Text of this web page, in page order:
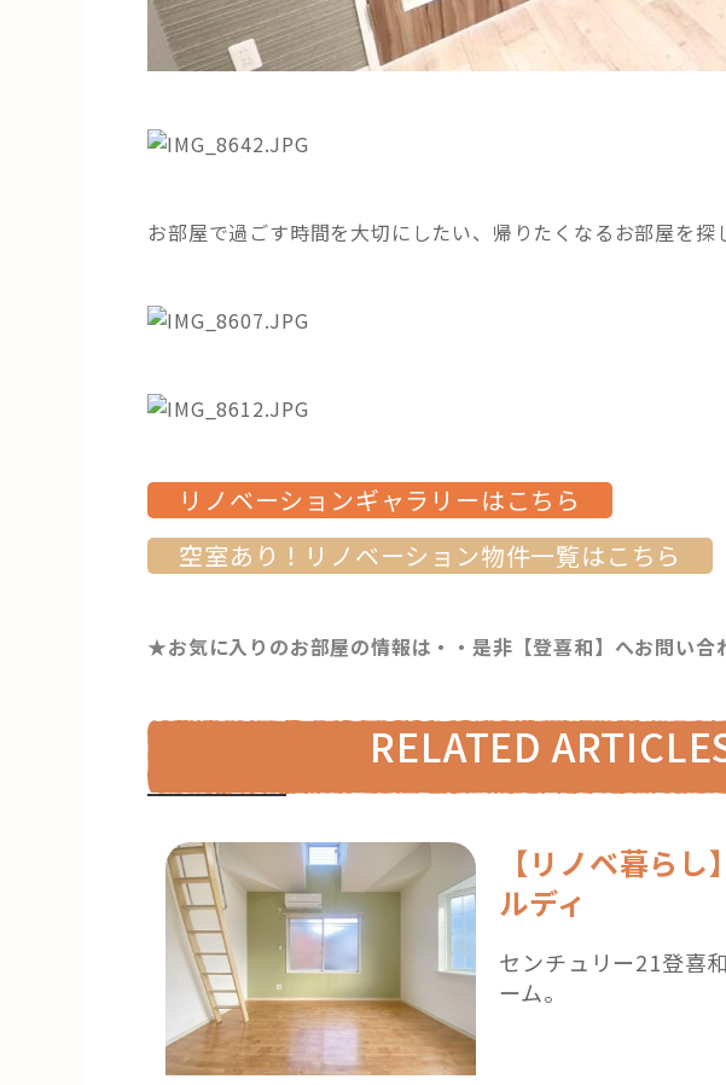
お部屋で過ごす時間を大切にしたい、帰りたくなるお部屋を探
リノベーションギャラリーはこちら
空室あり！リノベーション物件一覧はこちら
★お気に入りのお部屋の情報は・・是非【登喜和】へお問い合
RELATED
【リノベ暮ら
ルディ
センチュリー21登喜
ーム。